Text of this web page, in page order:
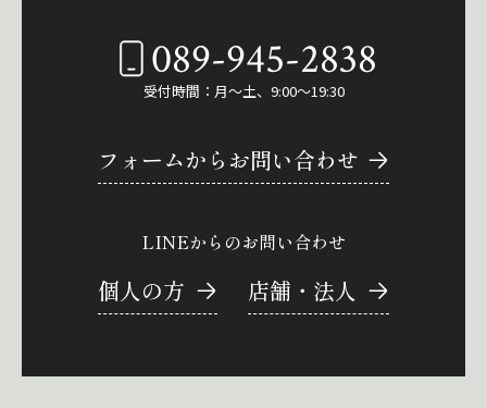
089-945-2838
受付時間：月～土、9:00～19:30
フォームからお問い合わせ
LINEからのお問い合わせ
個人の方 店舗・法人